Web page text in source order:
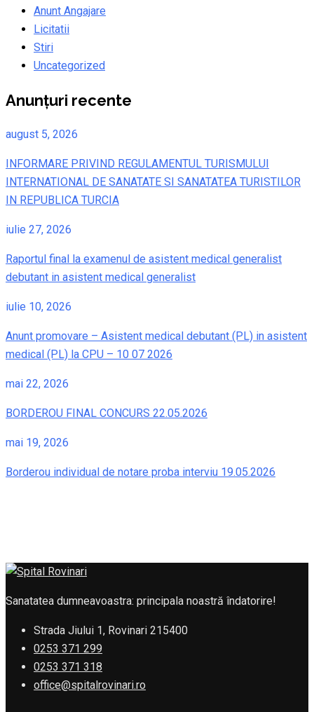
Anunt Angajare
Licitatii
Stiri
Uncategorized
Anunțuri recente
august 5, 2026
INFORMARE PRIVIND REGULAMENTUL TURISMULUI
INTERNATIONAL DE SANATATE SI SANATATEA TURISTILOR
IN REPUBLICA TURCIA
iulie 27, 2026
Raportul final la examenul de asistent medical generalist
debutant in asistent medical generalist
iulie 10, 2026
Anunt promovare – Asistent medical debutant (PL) in asistent
medical (PL) la CPU – 10 07 2026
mai 22, 2026
BORDEROU FINAL CONCURS 22.05.2026
mai 19, 2026
Borderou individual de notare proba interviu 19.05.2026
Sanatatea dumneavoastra: principala noastră îndatorire!
Strada Jiului 1, Rovinari 215400
0253 371 299
0253 371 318
office@spitalrovinari.ro